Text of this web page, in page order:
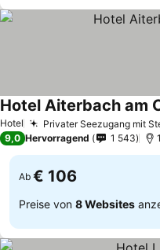
Hotel Privater Seezugang mit
Hotel Aiterbach am
9,0 Hervorragend 1 543
Ab € 106
Preise von 8 Websites